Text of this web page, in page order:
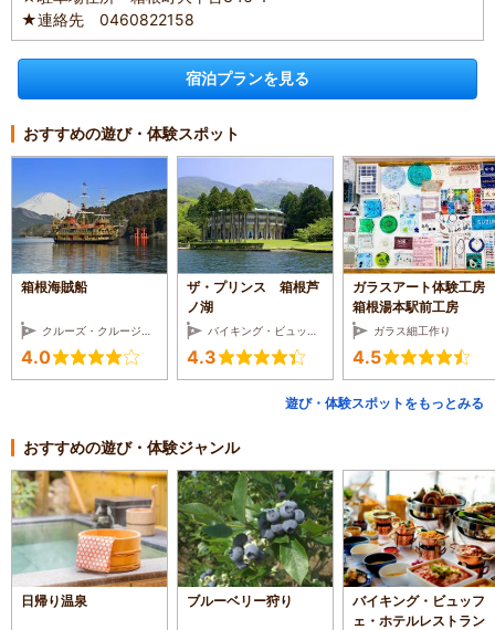
★連絡先 0460822158
宿泊プランを見る
おすすめの遊び・体験スポット
箱根海賊船
4.0
ザ・プリンス 箱根芦
ノ湖
4.3
ガラスアート体験工房
箱根湯本駅前工房
ガラス細工作り
4.5
遊び・体験スポットをもっとみる
おすすめの遊び・体験ジャンル
日帰り温泉 ブルーベリー狩り
バイキング・ビュッフ
ェ・ホテルレストラン